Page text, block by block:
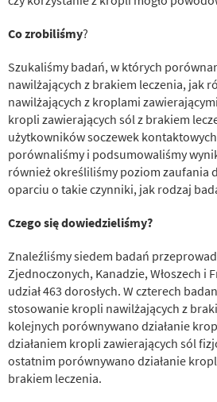
Cozrobiliśmy?
Szukaliśmy badań, w których
nawilżających z brakiem leczenia, jak
nawilżających z kroplami
kropli zawierających sól z brakiem
użytkowników soczewek
porównaliśmy i podsumowaliśmy
również określiliśmy poziom zaufania
oparciu o takie czynniki, jak rodzaj
Czego się dowiedzieliśmy?
Znaleźliśmy siedem badań
Zjednoczonych, Kanadzie, Włoszech i
udział 463 dorosłych. W czterech
stosowanie kropli nawilżających z
kolejnych porównywano działanie
działaniem kropli zawierających sól
ostatnim porównywano działanie
brakiem leczenia.